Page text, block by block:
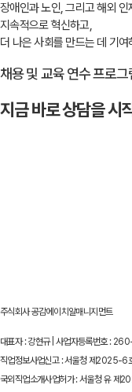
장애인과 노인, 그리고 해외
지속적으로 혁신하고,
더 나은 사회를 만드는 데 기
채용 및 교육 연수 프로그
지금 바로 상담을 시
주식회사 공감에이치알매니지먼트
대표자 : 강현규 | 사업자등록번호 :
직업정보사업신고 : 서울청 제
국외직업소개사업허가 : 서울청 유 제